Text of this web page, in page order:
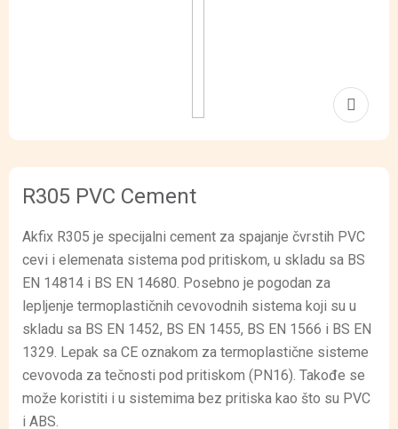
R305 PVC Cement
Akfix R305 je specijalni cement za spajanje čvrstih PVC
cevi i elemenata sistema pod pritiskom, u skladu sa BS
EN 14814 i BS EN 14680. Posebno je pogodan za
lepljenje termoplastičnih cevovodnih sistema koji su u
skladu sa BS EN 1452, BS EN 1455, BS EN 1566 i BS EN
1329. Lepak sa CE oznakom za termoplastične sisteme
cevovoda za tečnosti pod pritiskom (PN16). Takođe se
može koristiti i u sistemima bez pritiska kao što su PVC
i ABS.